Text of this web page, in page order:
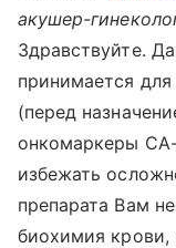
акушер-
Здравствуйте.
принимается
(перед
онкомаркеры
избежать
препарата Вам
биохимия крови,